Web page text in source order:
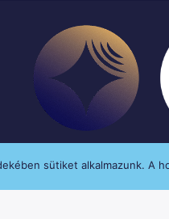
sütiket alkalmazunk. A